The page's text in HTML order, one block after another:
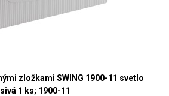
zložkami SWING 1900-11 svetlo
sivá 1 ks; 1900-11